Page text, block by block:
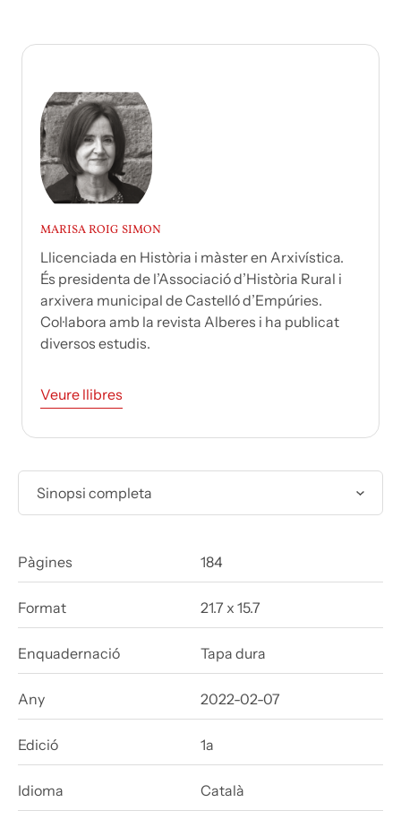
MARISA ROIG SIMON
Llicenciada en Història i màster en Arxivística.
És presidenta de l’Associació d’Història Rural i
arxivera municipal de Castelló d’Empúries.
Col·labora amb la revista Alberes i ha publicat
diversos estudis.
Veure llibres
Sinopsi completa
Pàgines 184
Format 21.7 x 15.7
Enquadernació Tapa dura
Any 2022-02-07
Edició 1a
Idioma Català